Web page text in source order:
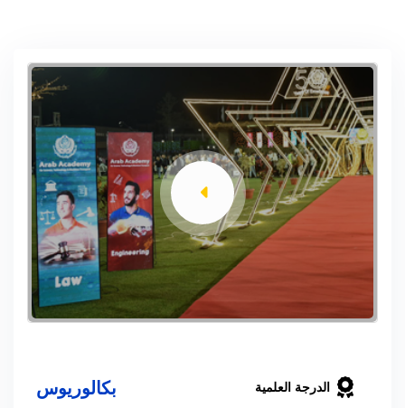
الدرجة العلمية بكالوريوس